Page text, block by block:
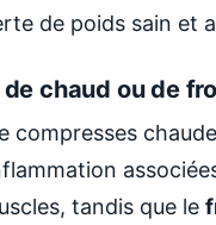
de poids sain et
chaud ou de
compresses
tandis que le